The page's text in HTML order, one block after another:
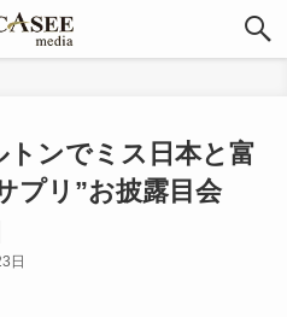
トンでミス日本と富
プリ”お披露目会
日